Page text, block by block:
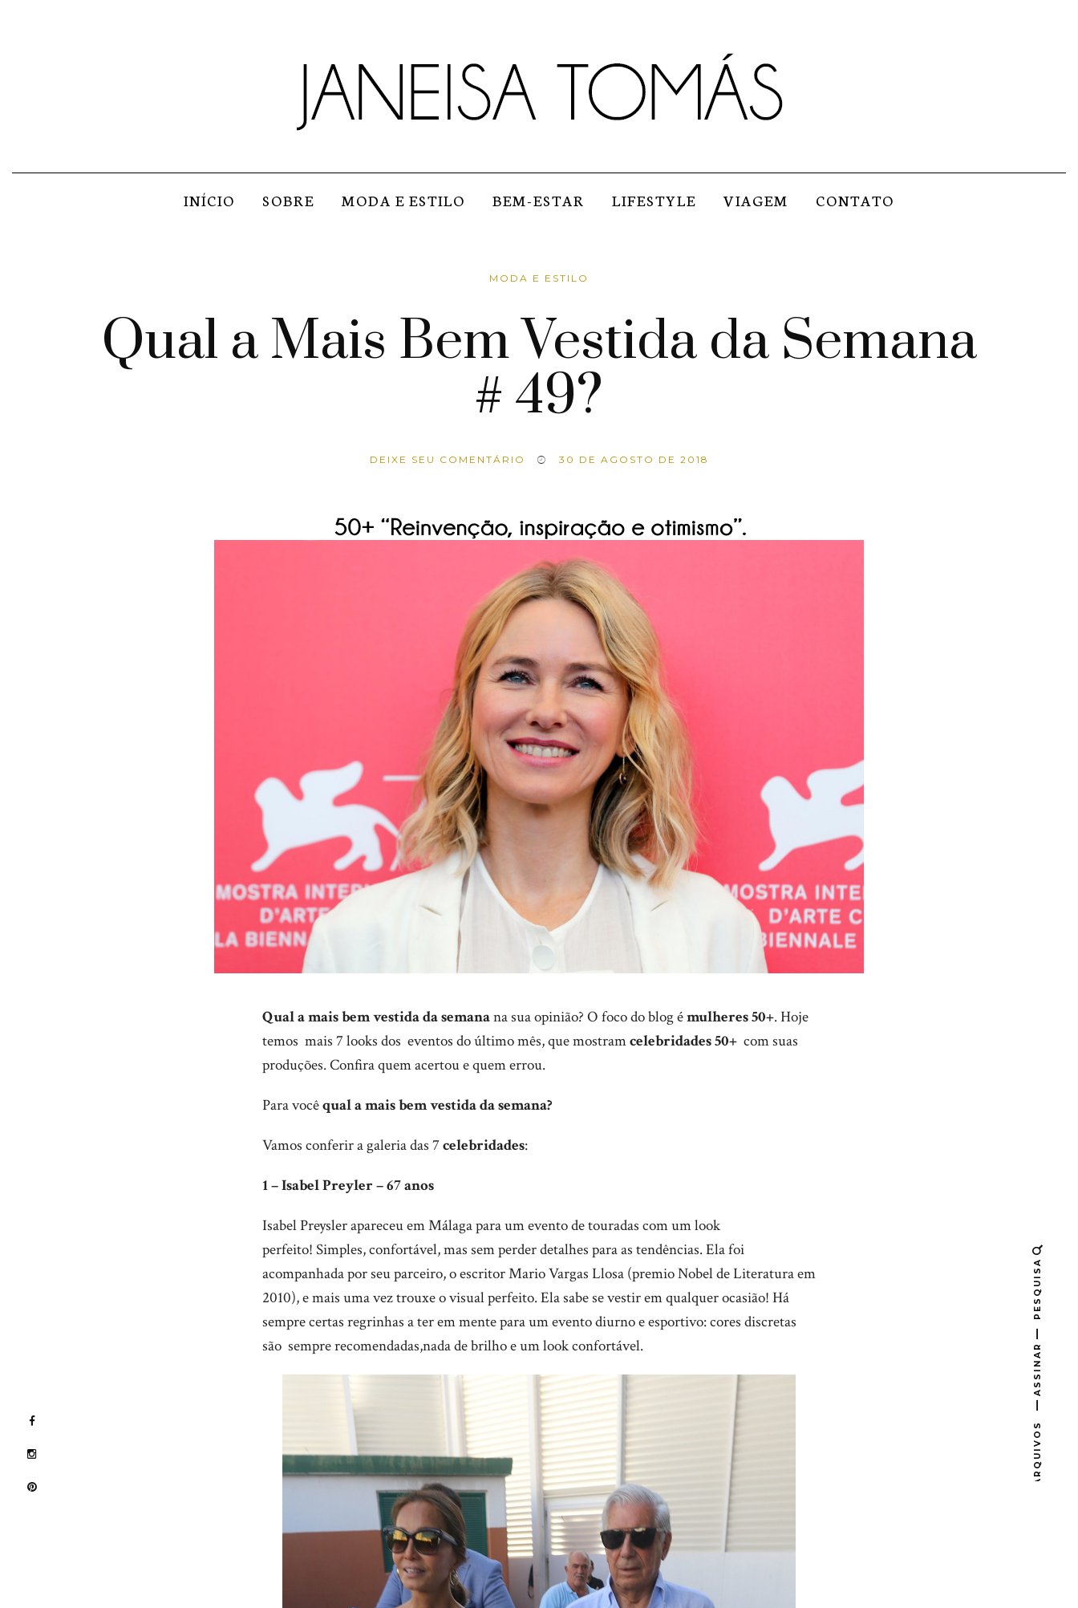
INÍCIO SOBRE MODA E ESTILO BEM-ESTAR LIFESTYLE VIAGEM CONTATO
MODA E ESTILO
Qual a Mais Bem Vestida da Semana
# 49?
DEIXE SEU COMENTÁRIO 30 DE AGOSTO DE 2018
Qual a mais bem vestida da semanana sua opinião? O foco do blog émulheres 50+. Hoje
temos mais 7 looks dos eventos do último mês, que mostramcelebridades 50+ com suas
produções. Confira quem acertou e quem errou.
Para vocêqual a mais bem vestida da semana?
Vamos conferir a galeria das 7celebridades:
1 – Isabel Preyler – 67 anos
Isabel Preysler apareceu em Málaga para um evento de touradas com um look
perfeito! Simples, confortável, mas sem perder detalhes para as tendências. Ela foi
acompanhada por seu parceiro, o escritor Mario Vargas Llosa (premio Nobel de Literatura em
2010), e mais uma vez trouxe o visual perfeito. Ela sabe se vestir em qualquer ocasião! Há
sempre certas regrinhas a ter em mente para um evento diurno e esportivo: cores discretas
são sempre recomendadas,nada de brilho e um look confortável.
PESQUISA
ASSINAR
ARQUIVOS